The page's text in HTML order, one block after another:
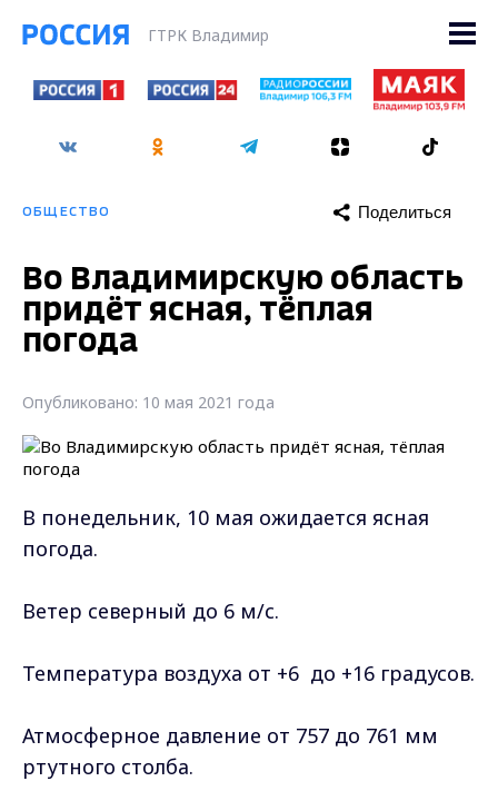
ГТРК Владимир
ОБЩЕСТВО Поделиться
Во Владимирскую область
придёт ясная, тёплая
погода
Опубликовано: 10 мая 2021 года
В понедельник, 10 мая ожидается ясная
погода.
Ветер северный до 6 м/с.
Температура воздуха от +6 до +16 градусов.
Атмосферное давление от 757 до 761 мм
ртутного столба.